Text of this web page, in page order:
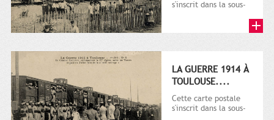
s'inscrit dans la sous-
plusieurs milliers de...
LA GUERRE 1914 À
TOULOUSE....
Cette carte postale
s'inscrit dans la sous-